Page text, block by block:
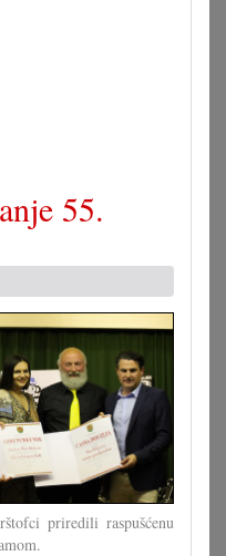
55.
priredili raspušćenu